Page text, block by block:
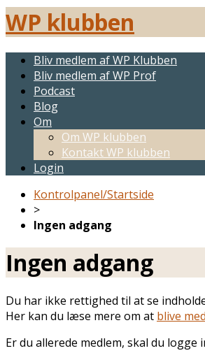
WP klubben
Bliv medlem af WP Klubben
Bliv medlem af WP Prof
Podcast
Blog
Om
Om WP klubben
Kontakt WP klubben
Login
Kontrolpanel/Startside
>
Ingen adgang
Ingen adgang
Du har ikke rettighed til at se
Her kan du læse mere om at blive
Er du allerede medlem, skal du logge